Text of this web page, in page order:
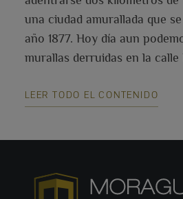
una ciudad amurallada que
año 1877. Hoy día aun
murallas derruidas en la calle
LEER TODO EL CONTENIDO